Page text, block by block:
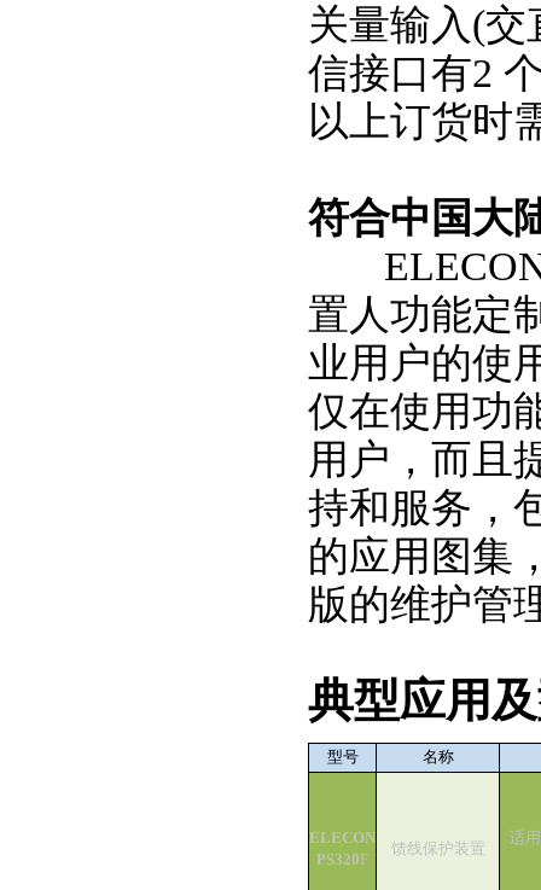
关量输入(
信接口有2
以上订货时
符合中国大
置人功能定
业用户的使
仅在使用功
用户，而且
持和服务，
的应用图集
版的维护管
典型应用
型号 名称
ELECON
PS320F
馈线保护装置
适